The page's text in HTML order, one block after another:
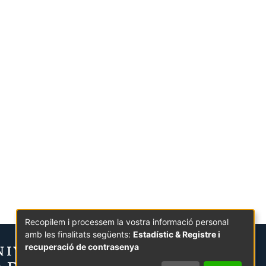
Recopilem i processem la vostra informació personal
amb les finalitats següents: Estadístic & Registre i
recuperació de contrasenya